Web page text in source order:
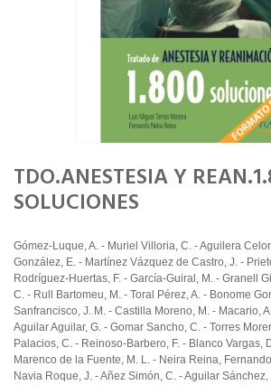
TDO.ANESTESIA Y
SOLUCIONES
Gómez-Luque, A. - Muriel Villoria, C. - Aguilera
González, E. - Martínez Vázquez de Castro, J. -
Rodríguez-Huertas, F. - García-Guiral, M. - Granell
C. - Rull Bartomeu, M. - Toral Pérez, A. - Bonome
Sanfrancisco, J. M. - Castilla Moreno, M. - Macario,
Aguilar Aguilar, G. - Gomar Sancho, C. - Torres
Palacios, C. - Reinoso-Barbero, F. - Blanco Vargas,
Marenco de la Fuente, M. L. - Neira Reina,
Navia Roque, J. - Añez Simón, C. - Aguilar